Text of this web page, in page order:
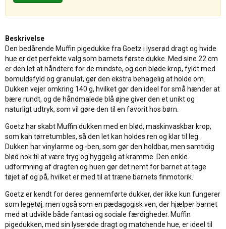
Beskrivelse
Den bedårende Muffin pigedukke fra Goetz i lyserød dragt og hvide
hue er det perfekte valg som barnets første dukke. Med sine 22 cm
er den let at håndtere for de mindste, og den bløde krop, fyldt med
bomuldsfyld og granulat, gør den ekstra behagelig at holde om.
Dukken vejer omkring 140 g, hvilket gør den ideel for små hænder at
bære rundt, og de håndmalede blå øjne giver den et unikt og
naturligt udtryk, som vil gøre den til en favorit hos børn.
Goetz har skabt Muffin dukken med en blød, maskinvaskbar krop,
som kan tørretumbles, så den let kan holdes ren og klar til leg.
Dukken har vinylarme og -ben, som gør den holdbar, men samtidig
blød nok til at være tryg og hyggelig at kramme. Den enkle
udformning af dragten og huen gør det nemt for barnet at tage
tøjet af og på, hvilket er med til at træne barnets finmotorik.
Goetz er kendt for deres gennemførte dukker, der ikke kun fungerer
som legetøj, men også som en pædagogisk ven, der hjælper barnet
med at udvikle både fantasi og sociale færdigheder. Muffin
pigedukken, med sin lyserøde dragt og matchende hue, er ideel til